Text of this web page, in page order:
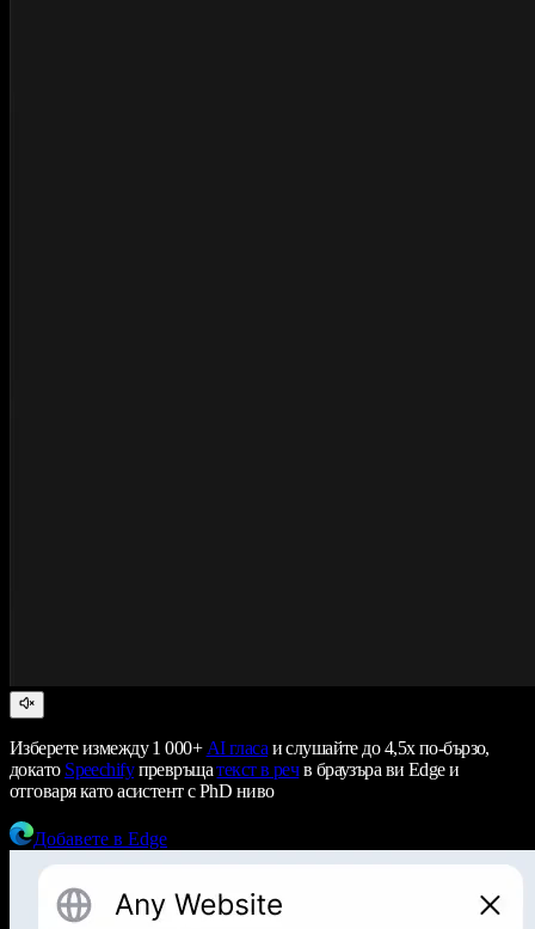
Изберете измежду 1 000+ AI гласа и слушайте до 4,5x по-бързо,
докато Speechifyпревръщатекст в речв браузъра ви Edge и
отговаря като асистент с PhD ниво
Добавете в Edge